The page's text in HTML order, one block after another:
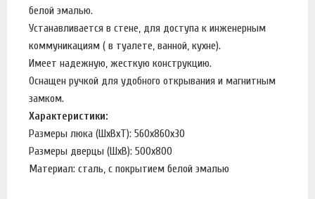
белой эмалью.
Устанавливается в стене, для доступа к инженерным
коммуникациям ( в туалете, ванной, кухне).
Имеет надежную, жесткую конструкцию.
Оснащен ручкой для удобного открывания и магнитным
замком.
Характеристики:
Размеры люка (ШхВхТ): 560х860х30
Размеры дверцы (ШхВ): 500х800
Материал: сталь, с покрытием белой эмалью